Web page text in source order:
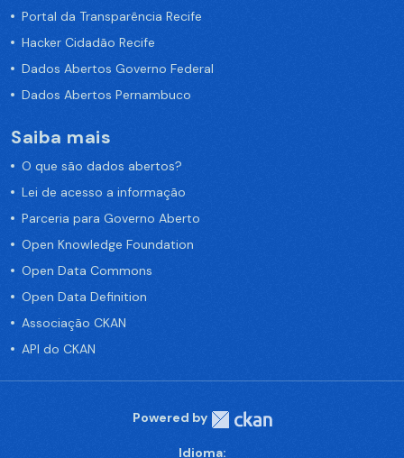
Portal da Transparência Recife
Hacker Cidadão Recife
Dados Abertos Governo Federal
Dados Abertos Pernambuco
Saiba mais
O que são dados abertos?
Lei de acesso a informação
Parceria para Governo Aberto
Open Knowledge Foundation
Open Data Commons
Open Data Definition
Associação CKAN
API do CKAN
Powered by
Idioma